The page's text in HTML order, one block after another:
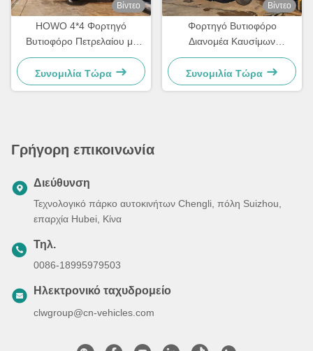
Βίντεο
HOWO 4*4 Φορτηγό
Βυτιοφόρο Πετρελαίου με
Πλήρη Οδηγό
Συνομιλία Τώρα
Βίντεο
Φορτηγό Βυτιοφόρο
Διανομέα Καυσίμων
Dongfeng Captain C RHD
Mini
Συνομιλία Τώρα
Γρήγορη επικοινωνία
Διεύθυνση
Τεχνολογικό πάρκο αυτοκινήτων Chengli, πόλη Suizhou,
επαρχία Hubei, Κίνα
Τηλ.
0086-18995979503
Ηλεκτρονικό ταχυδρομείο
clwgroup@cn-vehicles.com